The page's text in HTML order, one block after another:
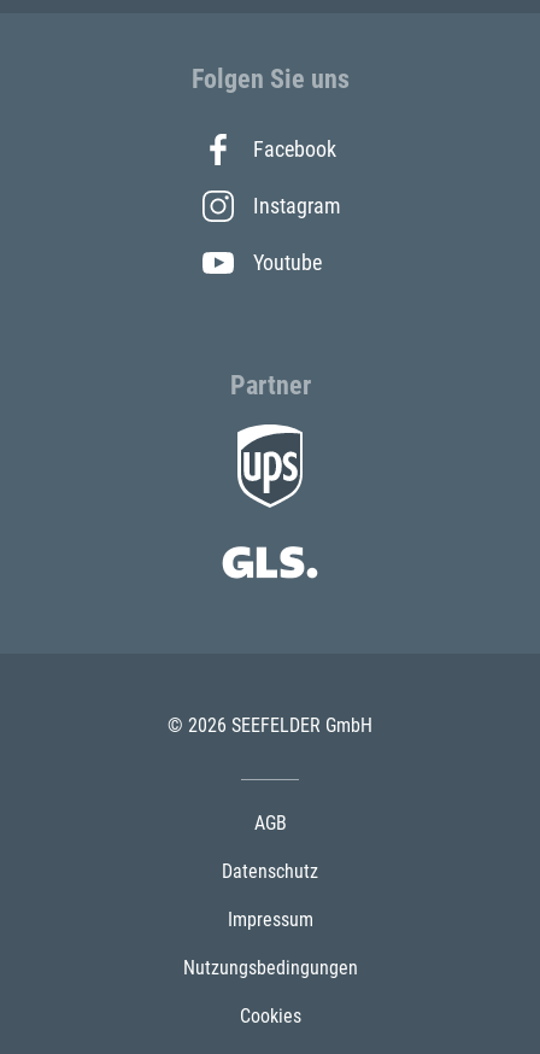
Folgen Sie uns
Facebook
Instagram
Youtube
Partner
© 2026 SEEFELDER GmbH
AGB
Datenschutz
Impressum
Nutzungsbedingungen
Cookies